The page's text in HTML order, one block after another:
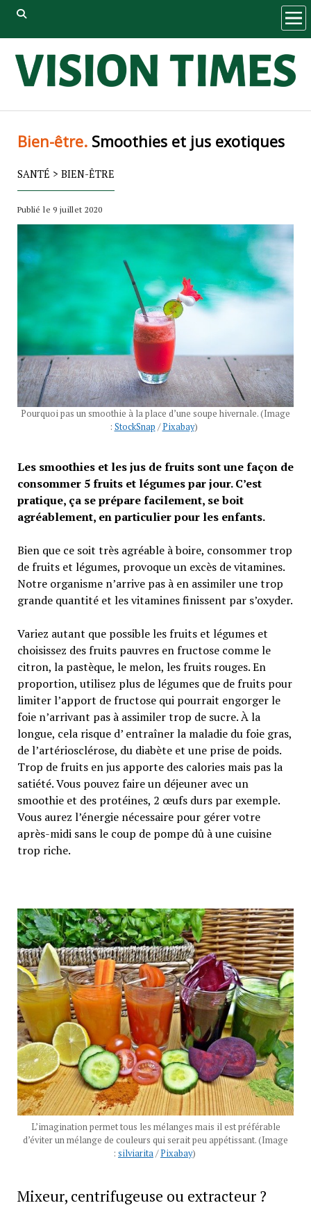
Bien-être.Smoothies et jus exotiques
SANTÉ > BIEN-ÊTRE
Publié le 9 juillet 2020
Pourquoi pas un smoothie à la place d’une soupe hivernale. (Image
: StockSnap /Pixabay)
Les smoothies et les jus de fruits sont une façon de
consommer 5 fruits et légumes par jour. C’est
pratique, ça se prépare facilement, se boit
agréablement, en particulier pour les enfants.
Bien que ce soit très agréable à boire, consommer trop
de fruits et légumes, provoque un excès de vitamines.
Notre organisme n’arrive pas à en assimiler une trop
grande quantité et les vitamines finissent par s’oxyder.
Variez autant que possible les fruits et légumes et
choisissez des fruits pauvres en fructose comme le
citron, la pastèque, le melon, les fruits rouges. En
proportion, utilisez plus de légumes que de fruits pour
limiter l’apport de fructose qui pourrait engorger le
foie n’arrivant pas à assimiler trop de sucre. À la
longue, cela risque d’ entraîner la maladie du foie gras,
de l’artériosclérose, du diabète et une prise de poids.
Trop de fruits en jus apporte des calories mais pas la
satiété. Vous pouvez faire un déjeuner avec un
smoothie et des protéines, 2 œufs durs par exemple.
Vous aurez l’énergie nécessaire pour gérer votre
après-midi sans le coup de pompe dû à une cuisine
trop riche.
L’imagination permet tous les mélanges mais il est préférable
d’éviter un mélange de couleurs qui serait peu appétissant. (Image
: silviarita/Pixabay)
Mixeur, centrifugeuse ou extracteur ?